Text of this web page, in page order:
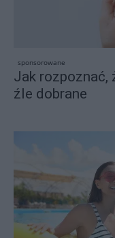
sponsorowane
Jak rozpoznać,
źle dobrane